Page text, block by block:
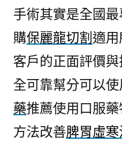
手術其實是全國
購保麗龍切割 適
客戶的正面評價與
全可靠幫分可以
藥推薦使用口服
方法改善脾胃虛